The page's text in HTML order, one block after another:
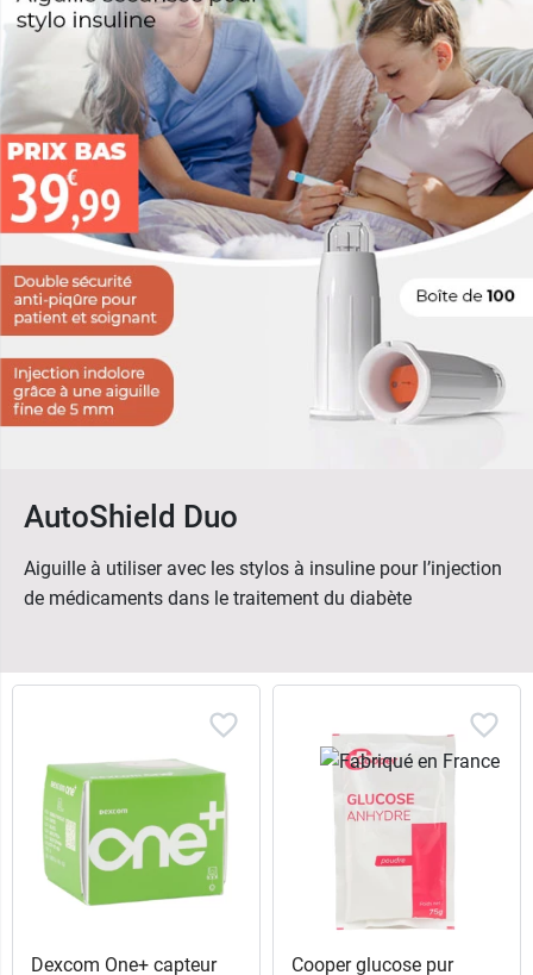
AutoShield Duo
Aiguille à utiliser avec les stylos à insuline pour l’injection
de médicaments dans le traitement du diabète
Dexcom One+ capteur
Cooper glucose pur